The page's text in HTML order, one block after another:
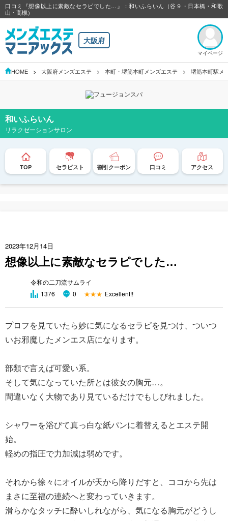
口コミ『想像以上に素敵なセラピでした…』：和いふらいん（谷９・日本橋・和歌
山・高槻）
大阪府
マイページ
HOME 大阪府メンズエステ 本町・堺筋本町メンズエステ 堺筋本町駅メ
和いふらいん
リラクゼーションサロン
TOP セラピスト 割引クーポン 口コミ アクセス
2023年12月14日
想像以上に素敵なセラピでした…
令和の二刀流サムライ
1376
0 ★★★ Excellent!!
プロフを見ていたら妙に気になるセラピを見つけ、ついつ
いお邪魔したメンエス店になります。
部類で言えば可愛い系。
そして気になっていた所とは彼女の胸元…。
間違いなく大物であり見ているだけでもしびれました。
シャワーを浴びて真っ白な紙パンに着替えるとエステ開
始。
軽めの指圧で力加減は弱めです。
それから徐々にオイルが天から降りだすと、ココから先は
まさに至福の連続へと変わっていきます。
滑らかなタッチに酔いしれながら、気になる胸元がどうし